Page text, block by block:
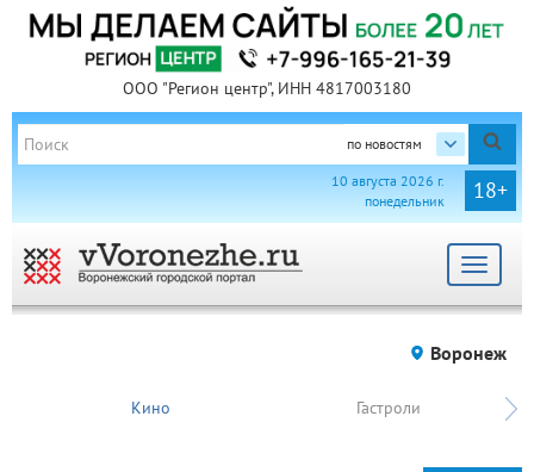
ООО "Регион центр", ИНН 4817003180
по новостям
18+
10 августа 2026 г.
понедельник
Toggle
Воронеж
Кино Гастроли